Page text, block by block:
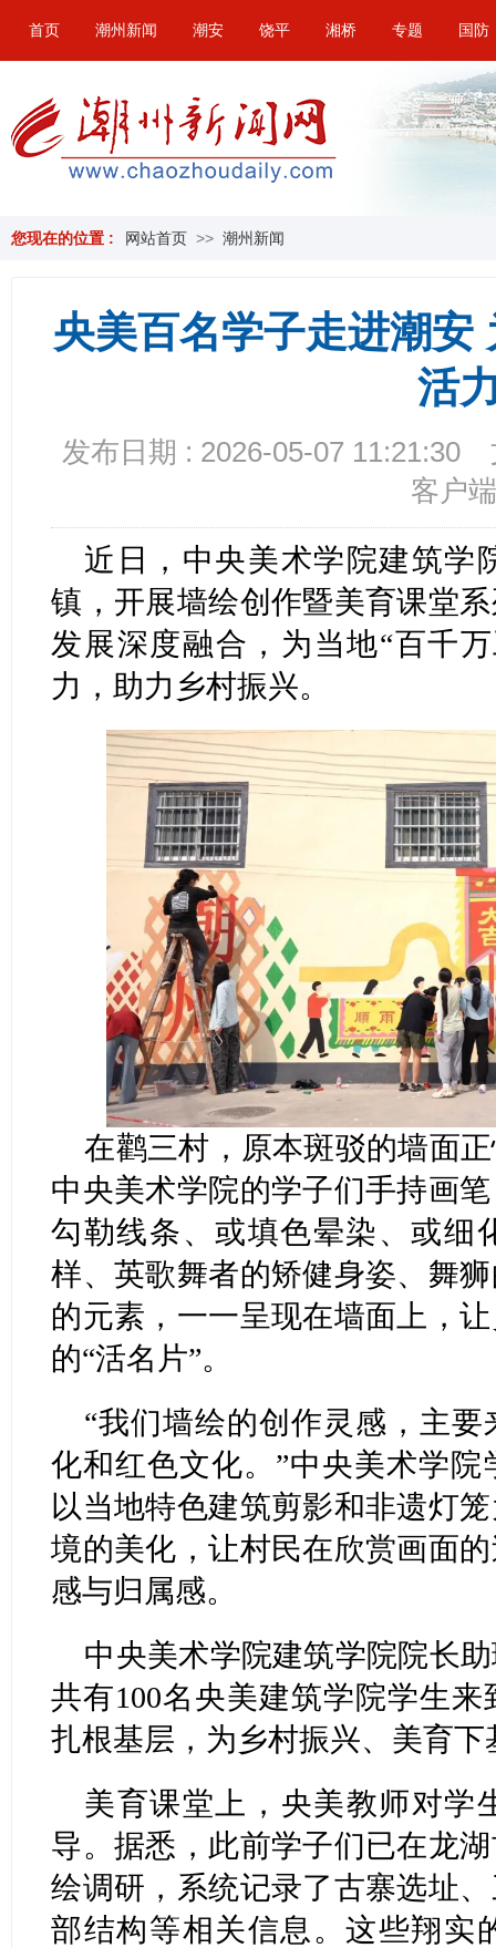
首页 潮州新闻 潮安 饶平 湘桥 专题 国防
您现在的位置 : 网站首页 >> 潮州新闻
央美百名学子走进潮安
活
发布日期 : 2026-05-07 11:21:30
客户端
近日，中央美术学院建筑学
镇，开展墙绘创作暨美育课堂
发展深度融合，为当地“百千
力，助力乡村振兴。
在鹳三村，原本斑驳的墙面
中央美术学院的学子们手持画
勾勒线条、或填色晕染、或细
样、英歌舞者的矫健身姿、舞
的元素，一一呈现在墙面上，
的“活名片”。
“我们墙绘的创作灵感，主
化和红色文化。”中央美术学
以当地特色建筑剪影和非遗灯
境的美化，让村民在欣赏画面
感与归属感。
中央美术学院建筑学院院长
共有100名央美建筑学院学生
扎根基层，为乡村振兴、美育
美育课堂上，央美教师对学
导。据悉，此前学子们已在龙
绘调研，系统记录了古寨选址
部结构等相关信息。这些翔实